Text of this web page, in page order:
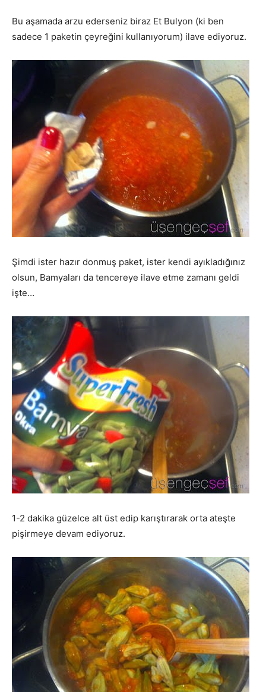
Bu aşamada arzu ederseniz biraz Et Bulyon (ki ben
sadece 1 paketin çeyreğini kullanıyorum) ilave ediyoruz.
Şimdi ister hazır donmuş paket, ister kendi ayıkladığınız
olsun, Bamyaları da tencereye ilave etme zamanı geldi
işte…
1-2 dakika güzelce alt üst edip karıştırarak orta ateşte
pişirmeye devam ediyoruz.